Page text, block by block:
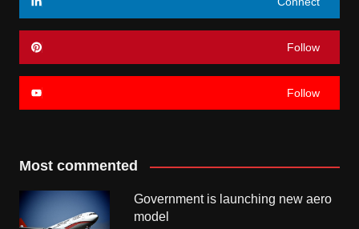
Follow
Follow
Most commented
Government is launching new aero
model